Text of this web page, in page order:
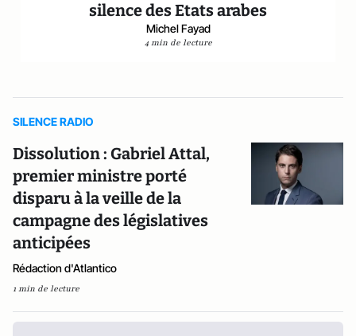
silence des Etats arabes
Michel Fayad
4 min de lecture
SILENCE RADIO
Dissolution : Gabriel Attal,
premier ministre porté
disparu à la veille de la
campagne des législatives
anticipées
Rédaction d'Atlantico
1 min de lecture